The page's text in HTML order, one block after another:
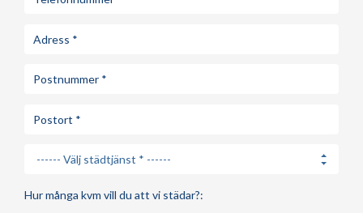
------ Välj städtjänst * ------
Hur många kvm vill du att vi städar?: